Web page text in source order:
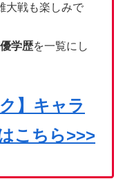
大戦も楽しみで
学歴を一覧にし
】キャラ
こちら>>>